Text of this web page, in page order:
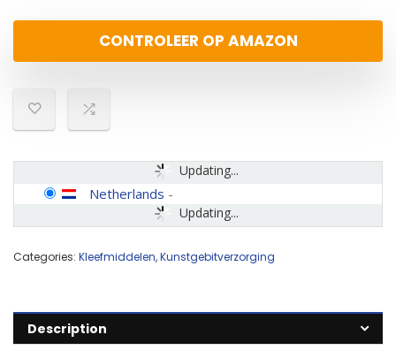
CONTROLEER OP AMAZON
Updating...
Updating...
Netherlands -
Categories: Kleefmiddelen,Kunstgebitverzorging
Description